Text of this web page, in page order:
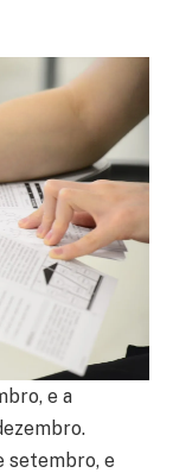
e a
setembro, e